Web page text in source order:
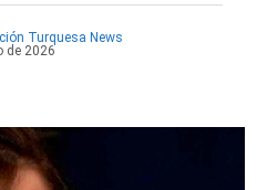
Turquesa News
de 2026